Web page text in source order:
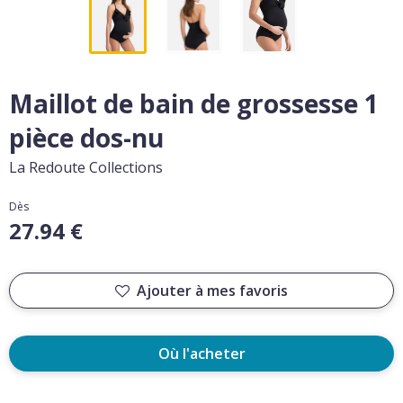
Maillot de bain de grossesse 1
pièce dos-nu
La Redoute Collections
Dès
27.94 €
Ajouter à mes favoris
Où l'acheter